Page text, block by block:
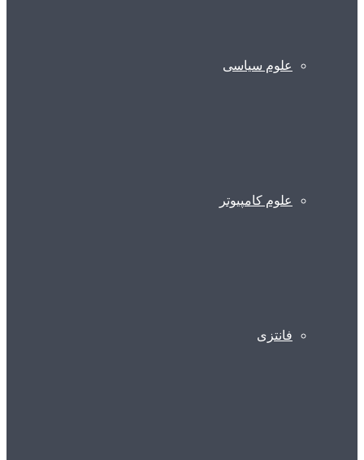
علوم سیاسی
علوم کامپیوتر
فانتزی